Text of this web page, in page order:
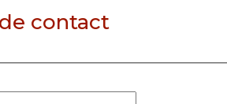
contact